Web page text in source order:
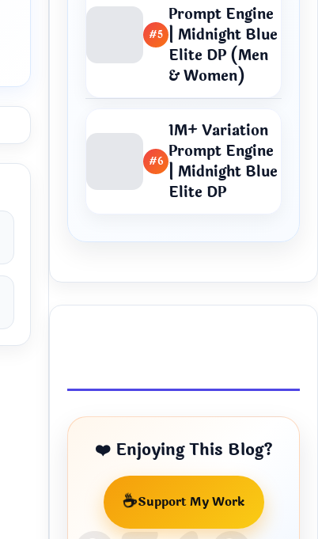
#5
Prompt Engine
| Midnight Blue
Elite DP (Men
& Women)
#6
1M+ Variation
Prompt Engine
| Midnight Blue
Elite DP
❤️ Enjoying This Blog?
☕Support My Work